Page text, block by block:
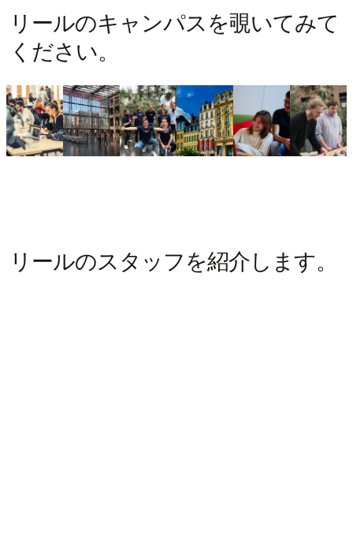
リールのキャンパスを覗いてみて
ください。
リールのスタッフを紹介します。